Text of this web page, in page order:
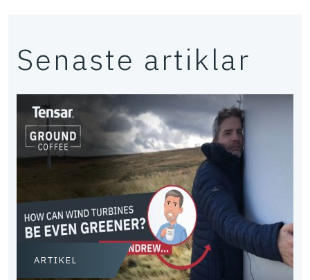
Senaste artiklar
ARTIKEL